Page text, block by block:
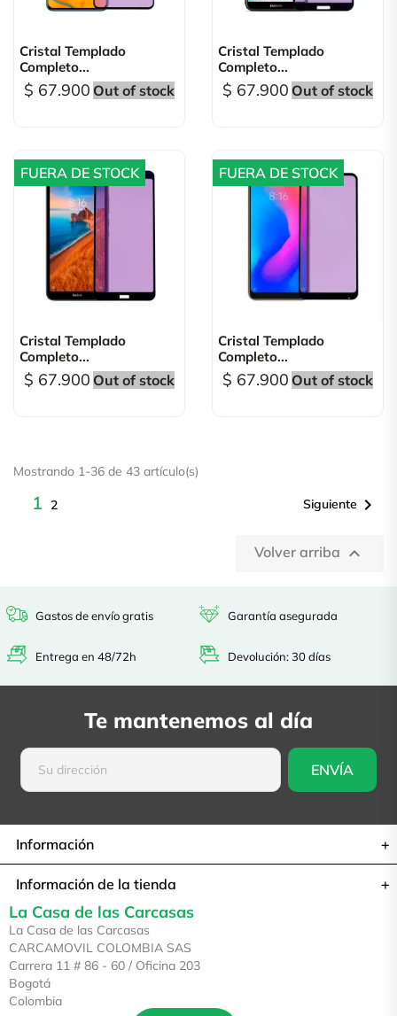
Cristal Templado
Completo...
$ 67.900 Out of stock
Cristal Templado
Completo...
$ 67.900 Out of stock
Cristal Templado
Completo...
$ 67.900 Out of stock
FUERA DE STOCK
Cristal Templado
Completo...
$ 67.900 Out of stock
FUERA DE STOCK
Mostrando 1-36 de 43 artículo(s)
1 2 Siguiente 
Volver arriba 
Gastos de envío gratis
Entrega en 48/72h
Garantía asegurada
Devolución: 30 días
Te mantenemos al día
Información
Información de la tienda
La Casa de las Carcasas
La Casa de las Carcasas
CARCAMOVIL COLOMBIA SAS
Carrera 11 # 86 - 60 / Oficina 203
Bogotá
Colombia